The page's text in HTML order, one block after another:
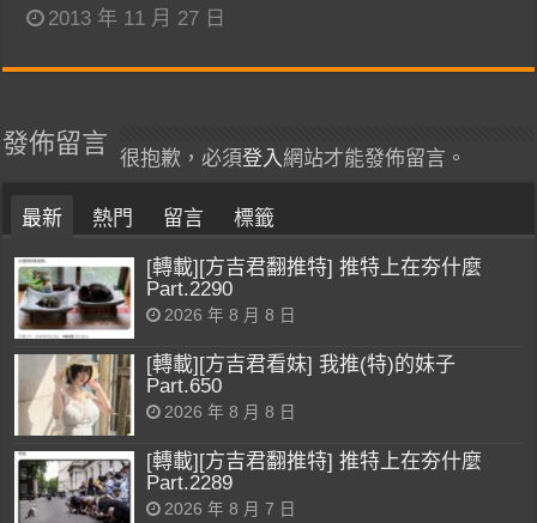
2013 年 11 月 27 日
發佈留言
很抱歉，必須登入 網站才能發佈留言。
最新 熱門 留言 標籤
[轉載][方吉君翻推特] 推特上在夯什麼
Part.2290
2026 年 8 月 8 日
[轉載][方吉君看妹] 我推(特)的妹子
Part.650
2026 年 8 月 8 日
[轉載][方吉君翻推特] 推特上在夯什麼
Part.2289
2026 年 8 月 7 日